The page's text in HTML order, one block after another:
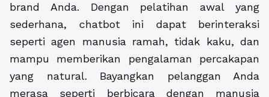
brand Anda. Dengan pelatihan awal yang
sederhana, chatbot ini dapat berinteraksi
seperti agen manusia ramah, tidak kaku, dan
mampu memberikan pengalaman percakapan
yang natural. Bayangkan pelanggan Anda
merasa seperti berbicara dengan manusia